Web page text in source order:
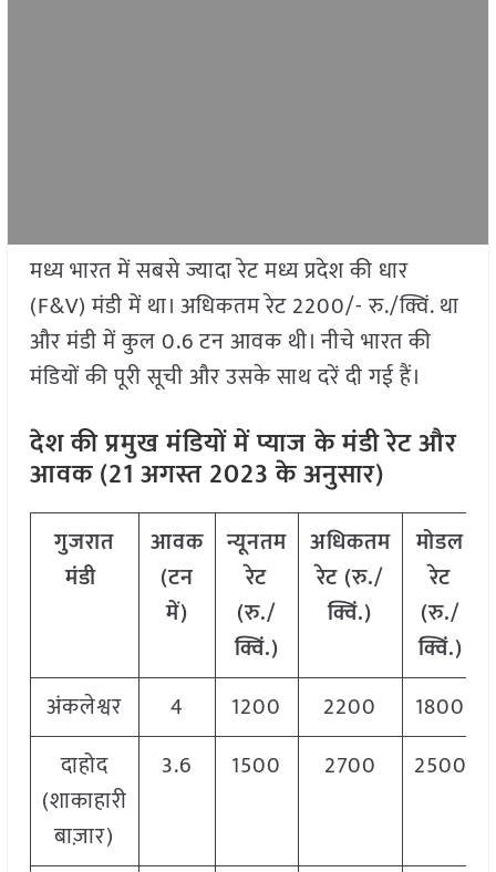
मध्य भारत में सबसे ज्यादा रेट मध्य प्रदेश की धार
(F&V) मंडी में था। अधिकतम रेट 2200/- रु./क्विं. था
और मंडी में कुल 0.6 टन आवक थी। नीचे भारत की
मंडियों की पूरी सूची और उसके साथ दरें दी गई हैं।
देश की प्रमुख मंडियों में प्याजके मंडी रेट और
आवक (21 अगस्त 2023 के अनुसार)
गुजरात
मंडी
आवक
(टन
में)
न्यूनतम
रेट
(रु./
क्विं.)
अधिकतम
रेट (रु./
क्विं.)
मोडल
रेट
(रु./
क्विं.)
अंकलेश्वर
4 1200 2200
1800
दाहोद
(शाकाहारी
बाज़ार)
3.6 1500 2700 2500